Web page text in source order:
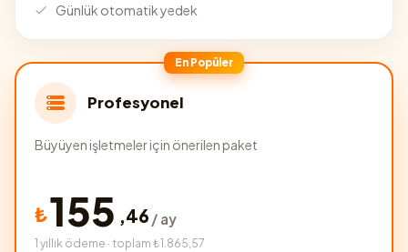
Günlük otomatik yedek
En Popüler
Profesyonel
Büyüyen işletmeler için önerilen paket
₺155 ,46 / ay
1 yıllık ödeme · toplam ₺1.865,57